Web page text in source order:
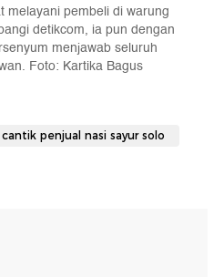
melayani pembeli di warung
detikcom, ia pun dengan
menjawab seluruh
Foto: Kartika Bagus
cantik penjual nasi sayur solo